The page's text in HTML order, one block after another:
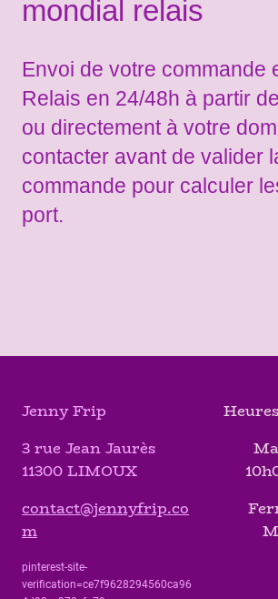
mondial relais
Envoi de votre commande
Relais en 24/48h à partir
ou directement à votre
contacter avant de valider
commande pour calculer
port.
Jenny Frip
3 rue Jean Jaurès
11300 LIMOUX
contact@jennyfrip.co
m
pinterest-site-
verification=ce7f9628294560ca96